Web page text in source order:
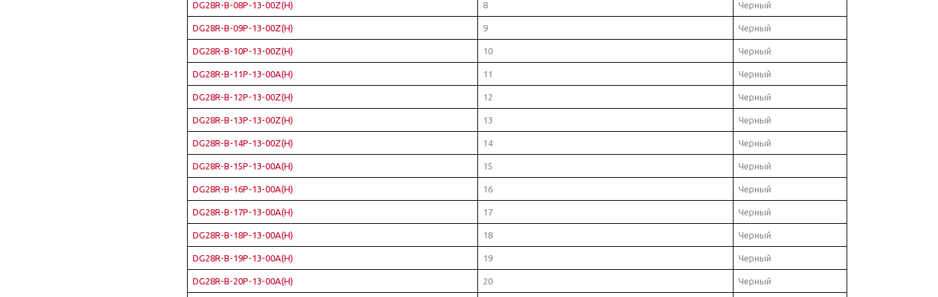
DG28R-B-08P-13-00Z(H) 8 Черный
DG28R-B-09P-13-00Z(H) 9 Черный
DG28R-B-10P-13-00Z(H) 10 Черный
DG28R-B-11P-13-00A(H) 11 Черный
DG28R-B-12P-13-00Z(H) 12 Черный
DG28R-B-13P-13-00Z(H) 13 Черный
DG28R-B-14P-13-00Z(H) 14 Черный
DG28R-B-15P-13-00A(H) 15 Черный
DG28R-B-16P-13-00A(H) 16 Черный
DG28R-B-17P-13-00A(H) 17 Черный
DG28R-B-18P-13-00A(H) 18 Черный
DG28R-B-19P-13-00A(H) 19 Черный
DG28R-B-20P-13-00A(H) 20 Черный